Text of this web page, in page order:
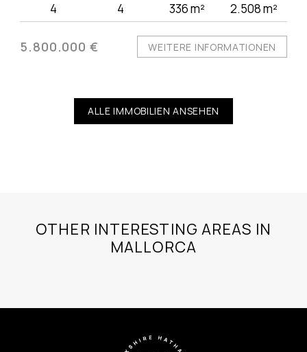
4 4 336 m² 2.508 m²
5.800.000 € WEITERE INFORMATIONEN
ALLE IMMOBILIEN ANSEHEN
OTHER INTERESTING AREAS IN
MALLORCA